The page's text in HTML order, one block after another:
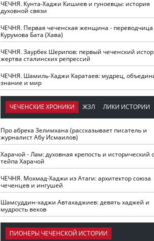
ЧЕЧНЯ. Кунта-Хаджи Кишиев и гуноевцы: история
духовной связи
ЧЕЧНЯ. Первая чеченская женщина - переводчица
Курумова Бата (Хава)
ЧЕЧНЯ. Заурбек Шерипов: первый чеченский
жертва сталинских репрессий
ЧЕЧНЯ. Шамиль-Хаджи Каратаев: мудрец,
знание и мир
ЧЕЧЕНСКИЕ ХРОНИКИ ЖЗЛ ЛИКИ ИСТОРИИ
Про абрека Зелимхана (рассказывает писатель и
журналист Абу Исмаилов)
Харачой - Лам: духовная крепость и исторический
тейпа Харачой
ЧЕЧНЯ. Мохмад-Хаджи из Атаги: архитектор союза
чеченцев и ингушей
Шамсуддин-хаджи Автахаджиев: девять хаджей и
мудрость веков
ПИОНЕРЫ ЧЕЧЕНСКОЙ ИСТОРИИ